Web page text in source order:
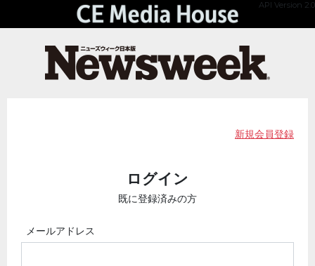
API Version 2.0
新規会員登録
ログイン
既に登録済みの方
メールアドレス